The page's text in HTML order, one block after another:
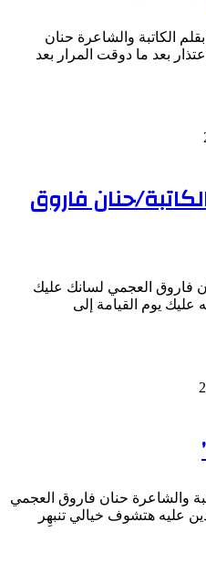
بقلم الكاتبة والشاعرة حنان
بعد ما دوقت المرار بعد
حنان فاروق
فاروق العجمي لسانك عليك
يوم القيامة إلى
والشاعرة حنان فاروق العجمي
عليه هتشوف خيالي تنبهِر